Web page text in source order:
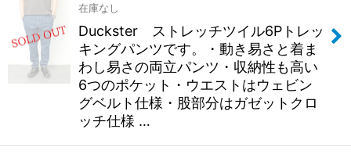
在庫なし
Duckster ストレッチツイル6Pトレッ
キングパンツです。・動き易さと着ま
わし易さの両立パンツ・収納性も高い
6つのポケット・ウエストはウェビン
グベルト仕様・股部分はガゼットクロ
ッチ仕様 …